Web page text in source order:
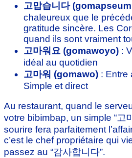
고맙습니다
chaleureux que le
gratitude sincère. Les
quand ils sont vraiment
고마워요 (gomawoyo) :
idéal au quotidien
고마워 (gomawo) : Entre
Simple et direct
Au restaurant, quand le
votre bibimbap, un simple “고
sourire fera parfaitement
c’est le chef propriétaire qui
passez au “감사합니다”.